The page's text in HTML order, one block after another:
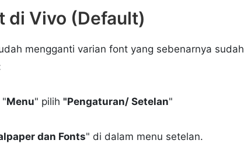
di Vivo (Default)
mengganti varian font yang sebenarnya sudah
"Menu" pilih "Pengaturan/ Setelan"
dan Fonts" di dalam menu setelan.